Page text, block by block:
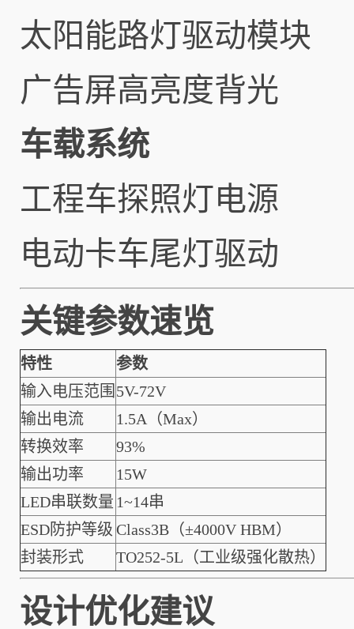
太阳能路灯驱动模块
广告屏高亮度背光
车载系统
工程车探照灯电源
电动卡车尾灯驱动
关键参数速览
特性
参数
输入电压范围 5V-72V
输出电流
1.5A（Max）
转换效率
93%
输出功率
15W
LED串联数量 1~14串
ESD防护等级 Class3B（±4000V HBM）
封装形式
TO252-5L（工业级强化散热）
设计优化建议